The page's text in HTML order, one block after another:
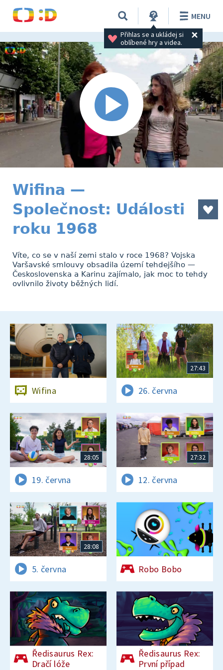
Přihlas se a ukládej si
oblíbené hry a videa.
MENU
Wifina —
Společnost: Události
roku 1968
Víte, co se v naší zemi stalo v roce 1968? Vojska
Varšavské smlouvy obsadila území tehdejšího —
Československa a Karinu zajímalo, jak moc to tehdy
ovlivnilo životy běžných lidí.
Wifina
27:43
26. června
28:05
19. června
27:32
12. června
28:08
5. června Robo Bobo
Ředisaurus Rex:
Dračí lóže
Ředisaurus Rex:
První případ